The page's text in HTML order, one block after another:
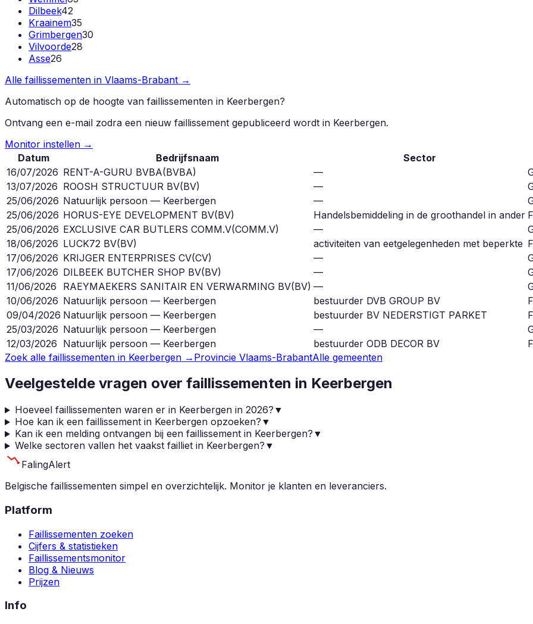
Dilbeek42
Kraainem35
Grimbergen30
Vilvoorde28
Asse26
Alle faillissementen in Vlaams-Brabant →
Automatisch op de hoogte van faillissementen in Keerbergen?
Ontvang een e-mail zodra een nieuw faillissement gepubliceerd wordt in Keerbergen.
Monitor instellen →
Datum
Bedrijfsnaam Sector
16/07/2026 RENT-A-GURU BVBA(BVBA) —
13/07/2026 ROOSH STRUCTUUR BV(BV) —
25/06/2026 Natuurlijk persoon — Keerbergen —
25/06/2026 HORUS-EYE DEVELOPMENT BV(BV) Handelsbemiddeling in de groothandel in ander
25/06/2026 EXCLUSIVE CAR BUTLERS COMM.V(COMM.V) —
18/06/2026 LUCK72 BV(BV) activiteiten van eetgelegenheden met beperkte
17/06/2026 KRIJGER ENTERPRISES CV(CV) —
17/06/2026 DILBEEK BUTCHER SHOP BV(BV) —
11/06/2026
RAEYMAEKERS SANITAIR EN VERWARMING BV(BV) —
10/06/2026 Natuurlijk persoon — Keerbergen bestuurder DVB GROUP BV
09/04/2026 Natuurlijk persoon — Keerbergen bestuurder BV NEDERSTIGT PARKET
25/03/2026 Natuurlijk persoon — Keerbergen —
12/03/2026 Natuurlijk persoon — Keerbergen bestuurder ODB DECOR BV
Zoek alle faillissementen in Keerbergen → Provincie Vlaams-BrabantAlle gemeenten
Veelgestelde vragen over faillissementen in Keerbergen
Hoeveel faillissementen waren er in Keerbergen in 2026? ▼
Hoe kan ik een faillissement in Keerbergen opzoeken? ▼
Kan ik een melding ontvangen bij een faillissement in Keerbergen? ▼
Welke sectoren vallen het vaakst failliet in Keerbergen? ▼
FalingAlert
Belgische faillissementen simpel en overzichtelijk. Monitor je klanten en leveranciers.
Platform
Faillissementen zoeken
Cijfers & statistieken
Faillissementsmonitor
Blog & Nieuws
Prijzen
Info